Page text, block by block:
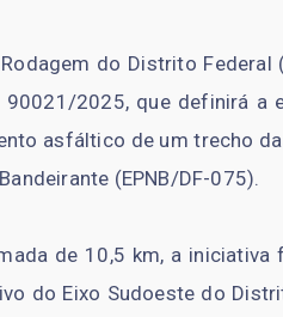
do Distrito Federal
90021/2025, que definirá a
asfáltico de um trecho
(EPNB/DF-075).
de 10,5 km, a
do Eixo Sudoeste do